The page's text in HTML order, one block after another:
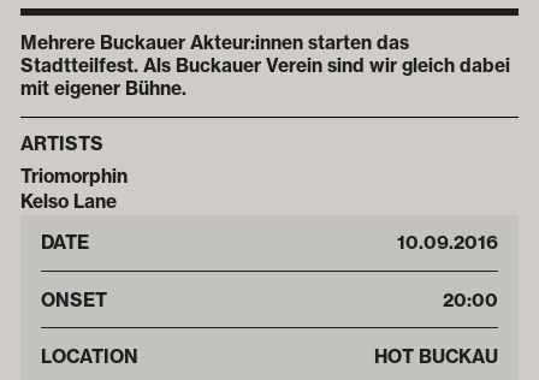
Mehrere Buckauer Akteur:innen starten das
Stadtteilfest. Als Buckauer Verein sind wir gleich dabei
mit eigener Bühne.
ARTISTS
Triomorphin
Kelso Lane
DATE
10.09.2016
ONSET 20:00
LOCATION HOT BUCKAU